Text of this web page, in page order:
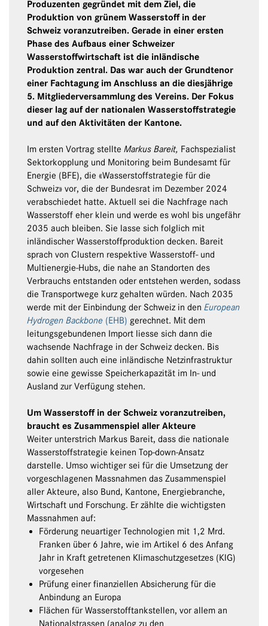
Produzenten gegründet mit dem Ziel, die
Produktion von grünem Wasserstoff in der
Schweiz voranzutreiben. Gerade in einer ersten
Phase des Aufbaus einer Schweizer
Wasserstoffwirtschaft ist die inländische
Produktion zentral. Das war auch der Grundtenor
einer Fachtagung im Anschluss an die diesjährige
5. Mitgliederversammlung des Vereins. Der Fokus
dieser lag auf der nationalen Wasserstoffstrategie
und auf den Aktivitäten der Kantone.
Im ersten Vortrag stellte Markus Bareit, Fachspezialist
Sektorkopplung und Monitoring beim Bundesamt für
Energie (BFE), die «Wasserstoffstrategie für die
Schweiz» vor, die der Bundesrat im Dezember 2024
verabschiedet hatte. Aktuell sei die Nachfrage nach
Wasserstoff eher klein und werde es wohl bis ungefähr
2035 auch bleiben. Sie lasse sich folglich mit
inländischer Wasserstoffproduktion decken. Bareit
sprach von Clustern respektive Wasserstoff- und
Multienergie-Hubs, die nahe an Standorten des
Verbrauchs entstanden oder entstehen werden, sodass
die Transportwege kurz gehalten würden. Nach 2035
werde mit der Einbindung der Schweiz in den European
Hydrogen Backbone (EHB) gerechnet. Mit dem
leitungsgebundenen Import liesse sich dann die
wachsende Nachfrage in der Schweiz decken. Bis
dahin sollten auch eine inländische Netzinfrastruktur
sowie eine gewisse Speicherkapazität im In- und
Ausland zur Verfügung stehen.
Um Wasserstoff in der Schweiz voranzutreiben,
braucht es Zusammenspiel aller Akteure
Weiter unterstrich Markus Bareit, dass die nationale
Wasserstoffstrategie keinen Top-down-Ansatz
darstelle. Umso wichtiger sei für die Umsetzung der
vorgeschlagenen Massnahmen das Zusammenspiel
aller Akteure, also Bund, Kantone, Energiebranche,
Wirtschaft und Forschung. Er zählte die wichtigsten
Massnahmen auf:
Förderung neuartiger Technologien mit 1,2 Mrd.
Franken über 6 Jahre, wie im Artikel 6 des Anfang
Jahr in Kraft getretenen Klimaschutzgesetzes (KlG)
vorgesehen
Prüfung einer finanziellen Absicherung für die
Anbindung an Europa
Flächen für Wasserstofftankstellen, vor allem an
Nationalstrassen (analog zu den